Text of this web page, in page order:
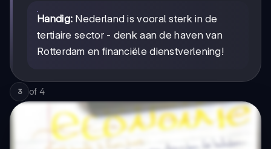
Handig: Nederland is vooral sterk in de
tertiaire sector - denk aan de haven van
Rotterdam en financiële dienstverlening!
3 of 4